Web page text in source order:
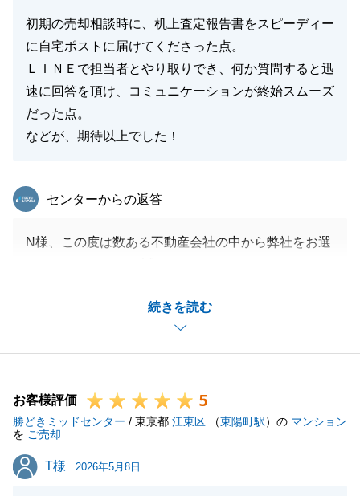
初期の売却相談時に、机上査定報告書をスピーディー
に自宅ポストに届けてくださった点。
ＬＩＮＥで担当者とやり取りでき、何か質問すると迅
速に回答を頂け、コミュニケーションが終始スムーズ
だった点。
などが、期待以上でした！
続きを読む
東急リバブル
センターからの返答
N様、この度は数ある不動産会社の中から弊社をお選
いて「期待以上だった」と仰っていただき、心より嬉
今後とも、お客様の期待を超えるサービスを提供でき
す。
また何かお困り事やご相談がございましたら、いつで
もお気軽にお声がけください。
末永いお付き合いのほど、よろしくお願い申し上げま
お客様評価 5
勝どきミッドセンター / 東京都 江東区 （東陽町駅）の マンション
を ご売却
T様
T様 2026年5月8日